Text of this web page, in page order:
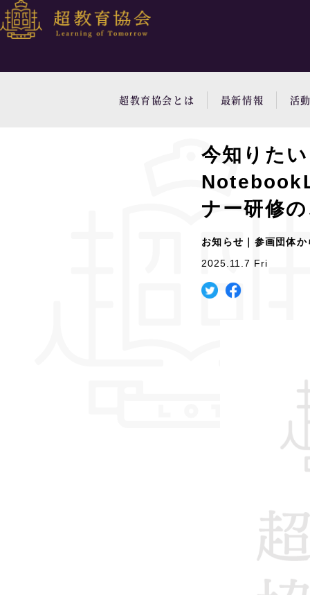
超教育協会とは 最新情報 活
今知りた
ナー研修
お知らせ｜参画団体
2025.11.7 Fri